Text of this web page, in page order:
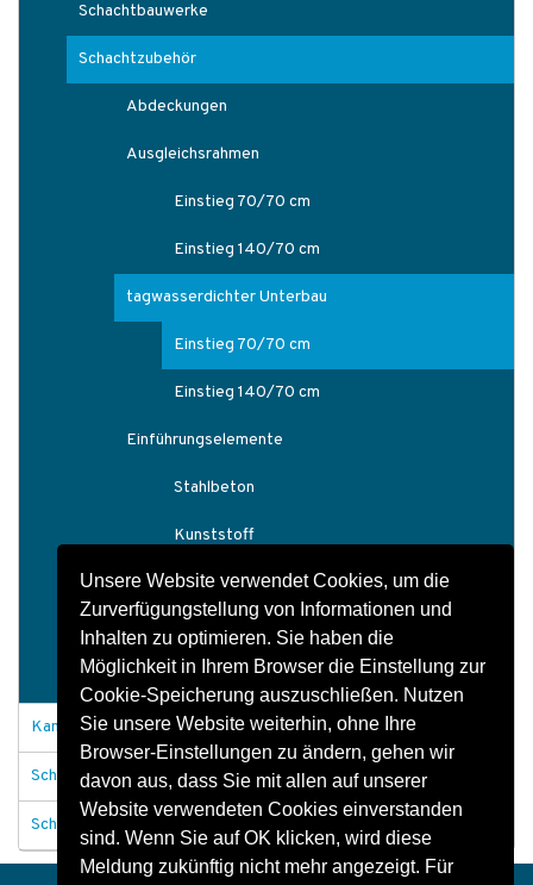
Unsere Website verwendet Cookies, um die
Zurverfügungstellung von Informationen und
Inhalten zu optimieren. Sie haben die
Möglichkeit in Ihrem Browser die Einstellung zur
Cookie-Speicherung auszuschließen. Nutzen
Sie unsere Website weiterhin, ohne Ihre
Browser-Einstellungen zu ändern, gehen wir
davon aus, dass Sie mit allen auf unserer
Website verwendeten Cookies einverstanden
sind. Wenn Sie auf OK klicken, wird diese
Meldung zukünftig nicht mehr angezeigt. Für
Schachtbauwerke
Schachtzubehör
Abdeckungen
Ausgleichsrahmen
Einstieg 70/70 cm
Einstieg 140/70 cm
tagwasserdichter Unterbau
Einstieg 70/70 cm
Einstieg 140/70 cm
Einführungselemente
Stahlbeton
Kunststoff
Kabelhalter
Deckelausheber
Sicherheitsabdeckungen
Kanäle und Durchlässe
Schachtabdeckungen
Schachtbauwerke allgemein